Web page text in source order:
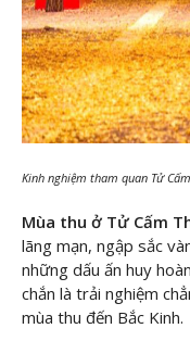
Kinh nghiệm tham quan Tử
Mùa thu ở Tử Cấm
lãng mạn, ngập sắc
những dấu ấn huy
chắn là trải nghiệm
mùa thu đến Bắc Kinh.